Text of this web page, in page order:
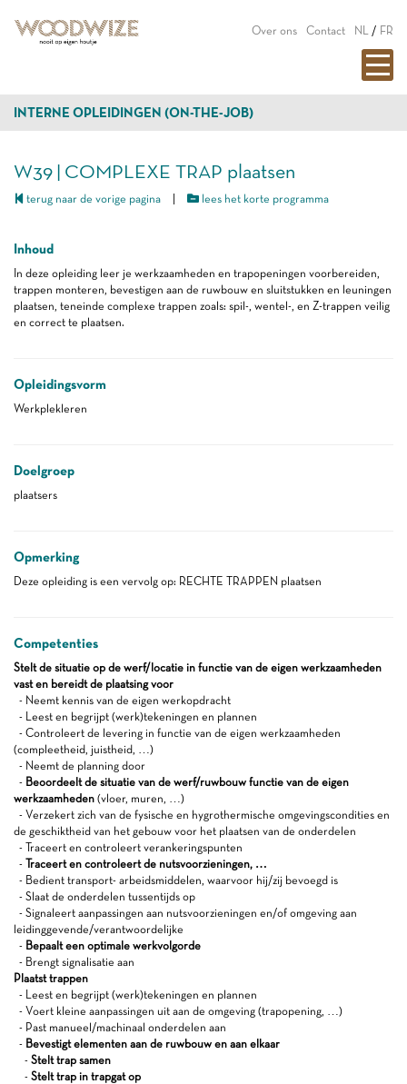
Over ons Contact NL / FR
INTERNE OPLEIDINGEN (ON-THE-JOB)
W39 | COMPLEXE TRAP plaatsen
terug naar de vorige pagina lees het korte programma
Inhoud
In deze opleiding leer je werkzaamheden en trapopeningen voorbereiden,
trappen monteren, bevestigen aan de ruwbouw en sluitstukken en leuningen
plaatsen, teneinde complexe trappen zoals: spil-, wentel-, en Z-trappen veilig
en correct te plaatsen.
Opleidingsvorm
Werkplekleren
Doelgroep
plaatsers
Opmerking
Deze opleiding is een vervolg op: RECHTE TRAPPEN plaatsen
Competenties
Stelt de situatie op de werf/locatie in functie van de eigen werkzaamheden
vast en bereidt de plaatsing voor
- Neemt kennis van de eigen werkopdracht
- Leest en begrijpt (werk)tekeningen en plannen
- Controleert de levering in functie van de eigen werkzaamheden
(compleetheid, juistheid, …)
- Neemt de planning door
- Beoordeelt de situatie van de werf/ruwbouw functie van de eigen
werkzaamheden (vloer, muren, …)
- Verzekert zich van de fysische en hygrothermische omgevingscondities en
de geschiktheid van het gebouw voor het plaatsen van de onderdelen
- Traceert en controleert verankeringspunten
- Traceert en controleert de nutsvoorzieningen, …
- Bedient transport- arbeidsmiddelen, waarvoor hij/zij bevoegd is
- Slaat de onderdelen tussentijds op
- Signaleert aanpassingen aan nutsvoorzieningen en/of omgeving aan
leidinggevende/verantwoordelijke
- Bepaalt een optimale werkvolgorde
- Brengt signalisatie aan
Plaatst trappen
- Leest en begrijpt (werk)tekeningen en plannen
- Voert kleine aanpassingen uit aan de omgeving (trapopening, …)
- Past manueel/machinaal onderdelen aan
- Bevestigt elementen aan de ruwbouw en aan elkaar
- Stelt trap samen
- Stelt trap in trapgat op